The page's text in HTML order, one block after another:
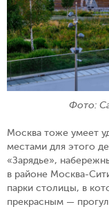
Фото:
Москва тоже умеет
местами для этого
«Зарядье»,
в районе Москва-
парки столицы, в
прекрасным —